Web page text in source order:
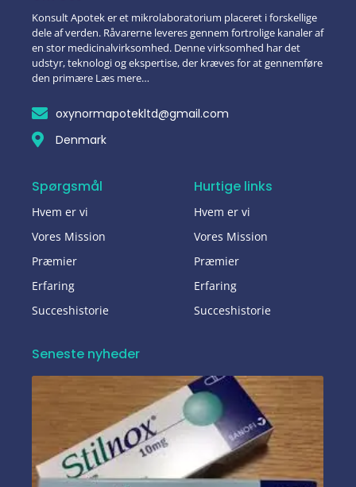
Konsult Apotek er et mikrolaboratorium placeret i forskellige
dele af verden. Råvarerne leveres gennem fortrolige kanaler af
en stor medicinalvirksomhed. Denne virksomhed har det
udstyr, teknologi og ekspertise, der kræves for at gennemføre
den primære Læs mere…
oxynormapotekltd@gmail.com
Denmark
Spørgsmål
Hvem er vi
Vores Mission
Præmier
Erfaring
Succeshistorie
Hurtige links
Hvem er vi
Vores Mission
Præmier
Erfaring
Succeshistorie
Seneste nyheder